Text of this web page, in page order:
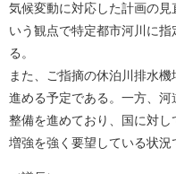
気候変動に対応した計画の
いう観点で特定都市河川に
る。
また、ご指摘の休泊川排水
進める予定である。一方、
整備を進めており、国に対
増強を強く要望している状況